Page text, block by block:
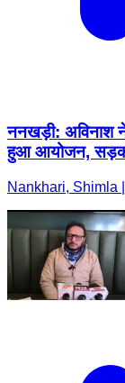
ननखड़ी: अविनाश
हुआ आयोजन, सड़क
Nankhari, Shimla